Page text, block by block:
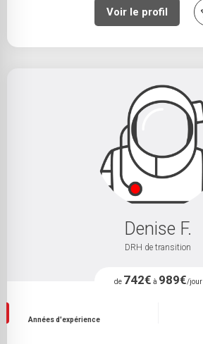
Voir le profil
Denise F.
DRH de transition
de 742€ à 989€/jour
Années d'expérience